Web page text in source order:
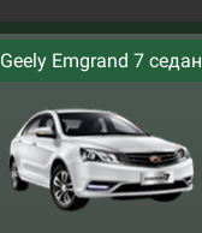
Geely Emgrand 7 седан